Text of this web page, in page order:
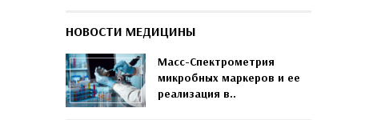
НОВОСТИ МЕДИЦИНЫ
Масс-Спектрометрия
микробных маркеров и ее
реализация в..